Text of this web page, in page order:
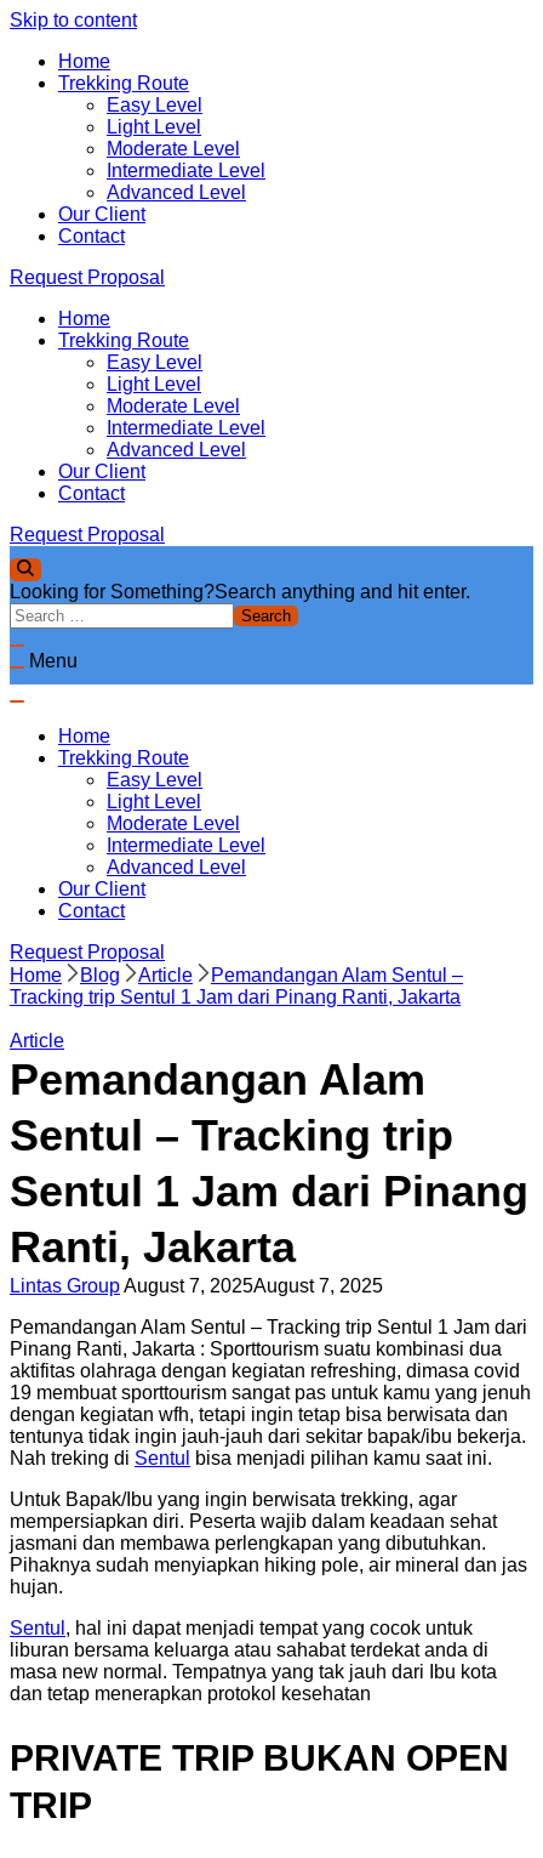
Skip to content
Home
Trekking Route
Easy Level
Light Level
Moderate Level
Intermediate Level
Advanced Level
Our Client
Contact
Request Proposal
Home
Trekking Route
Easy Level
Light Level
Moderate Level
Intermediate Level
Advanced Level
Our Client
Contact
Request Proposal
Looking for Something?Search anything and hit enter.
Menu
Home
Trekking Route
Easy Level
Light Level
Moderate Level
Intermediate Level
Advanced Level
Our Client
Contact
Request Proposal
Home
Blog Article
Pemandangan Alam Sentul –
Tracking trip Sentul 1 Jam dari Pinang Ranti, Jakarta
Article
Pemandangan Alam
Sentul – Tracking trip
Sentul 1 Jam dari Pinang
Ranti, Jakarta
Lintas GroupAugust 7, 2025August 7, 2025
Pemandangan Alam Sentul – Tracking trip Sentul 1 Jam dari
Pinang Ranti, Jakarta : Sporttourism suatu kombinasi dua
aktifitas olahraga dengan kegiatan refreshing, dimasa covid
19 membuat sporttourism sangat pas untuk kamu yang jenuh
dengan kegiatan wfh, tetapi ingin tetap bisa berwisata dan
tentunya tidak ingin jauh-jauh dari sekitar bapak/ibu bekerja.
Nah treking di Sentul
bisa menjadi pilihan kamu saat ini.
Untuk Bapak/Ibu yang ingin berwisata trekking, agar
mempersiapkan diri. Peserta wajib dalam keadaan sehat
jasmani dan membawa perlengkapan yang dibutuhkan.
Pihaknya sudah menyiapkan hiking pole, air mineral dan jas
hujan.
Sentul , hal ini dapat menjadi tempat yang cocok untuk
liburan bersama keluarga atau sahabat terdekat anda di
masa new normal. Tempatnya yang tak jauh dari Ibu kota
dan tetap menerapkan protokol kesehatan
PRIVATE TRIP BUKAN OPEN
TRIP